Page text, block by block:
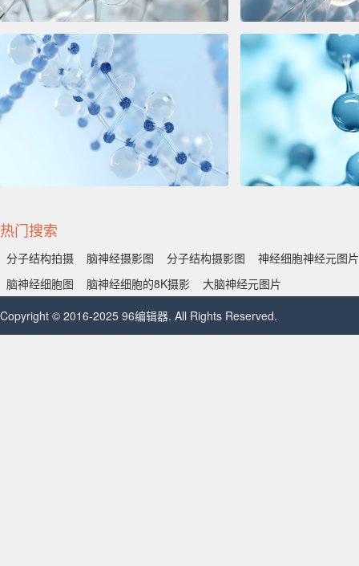
热门搜索
分子结构拍摄 脑神经摄影图 分子结构摄影图
神经细胞神经元图片
脑神经细胞图
脑神经细胞的8K摄影
大脑神经元图片
Copyright © 2016-2025 96编辑器. All Rights Reserved.